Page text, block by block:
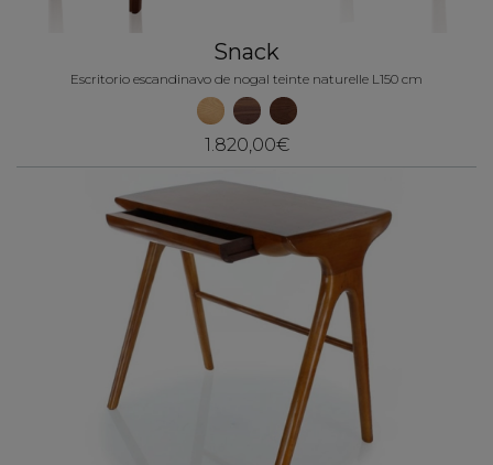
Snack
Escritorio escandinavo de nogal teinte naturelle L150 cm
1.820,00€